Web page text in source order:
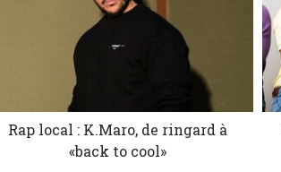
Rap local : K.Maro, de ringard à
«back to cool»